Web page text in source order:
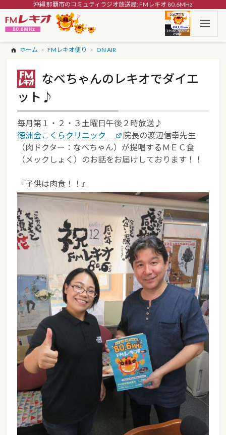
沖縄 那覇市のコミュティラジオ放送局: FMレキオ 80.6MHz
ホーム FMレキオ便り ON AIR
なべちゃんのレキオでダイエ
ット♪
毎月第１・２・３土曜日午後２時放送♪
徳洲会こくらクリニック
院長の渡辺信幸先生
（肉ドクター：なべちゃん）が提唱するＭＥＣ食
（メックしょく）のお話をお届けしております！！
『子供は肉食！！』